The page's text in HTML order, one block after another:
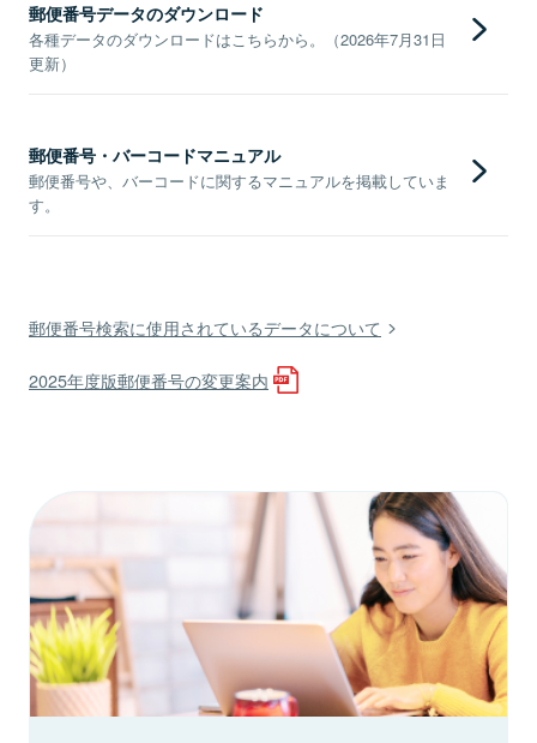
郵便番号データのダウンロード
各種データのダウンロードはこちらから。（2026年7月31日
更新）
郵便番号・バーコードマニュアル
郵便番号や、バーコードに関するマニュアルを掲載していま
す。
郵便番号検索に使用されているデータについて
2025年度版郵便番号の変更案内